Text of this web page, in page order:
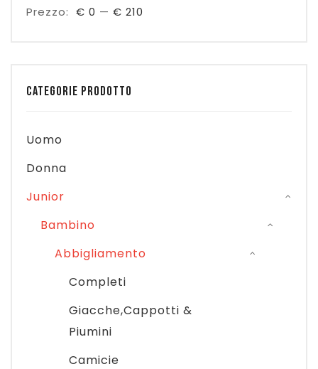
Prezzo: € 0 — € 210
CATEGORIE PRODOTTO
Uomo
Donna
Junior
Bambino
Abbigliamento
Completi
Giacche,Cappotti &
Piumini
Camicie